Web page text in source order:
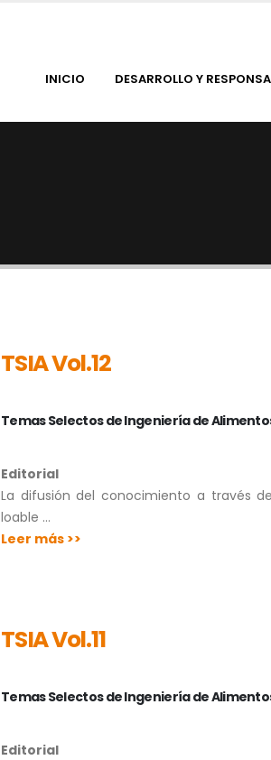
INICIO DESARROLLO Y
TSIA Vol.12
Temas Selectos de Ingeniería de
Editorial
La difusión del conocimiento a través
loable …
Leer más >>
TSIA Vol.11
Temas Selectos de Ingeniería de
Editorial